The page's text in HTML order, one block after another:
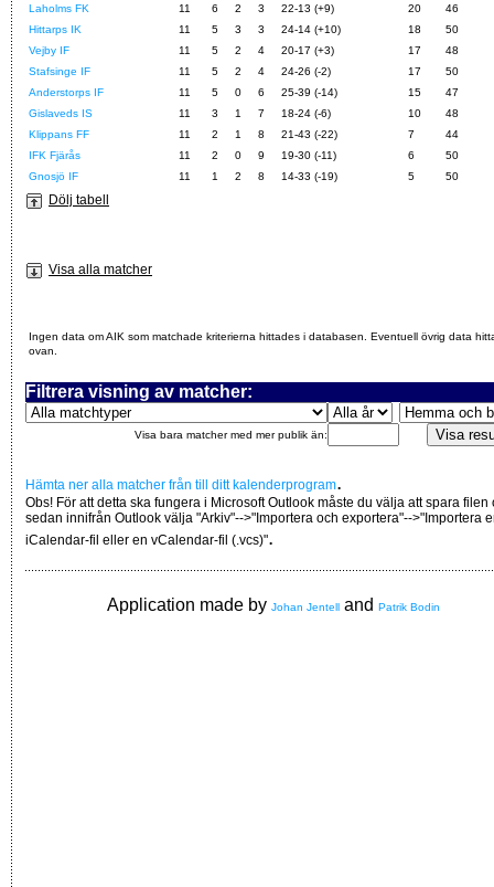
Laholms FK
11 6 2 3 22-13 (+9) 20
46
Hittarps IK
11 5 3 3 24-14 (+10) 18
50
Vejby IF
11 5 2 4 20-17 (+3) 17
48
Stafsinge IF
11 5 2 4 24-26 (-2) 17
50
Anderstorps IF
11 5 0 6 25-39 (-14) 15
47
Gislaveds IS
11 3 1 7 18-24 (-6) 10
48
Klippans FF
11 2 1 8 21-43 (-22) 7
44
IFK Fjärås
11 2 0 9 19-30 (-11) 6
50
Gnosjö IF
11 1 2 8 14-33 (-19) 5 50
Dölj tabell
Visa alla matcher
Ingen data om AIK som matchade kriterierna hittades i databasen. Eventuell övrig data
ovan.
Filtrera visning av matcher:
Visa bara matcher med mer publik än:
Hämta ner alla matcher från till ditt kalenderprogram.
Obs! För att detta ska fungera i Microsoft Outlook måste du välja att spara filen
sedan innifrån Outlook välja "Arkiv"-->"Importera och exportera"-->"Importera
iCalendar-fil eller en vCalendar-fil (.vcs)".
Application made by Johan Jentell and Patrik Bodin